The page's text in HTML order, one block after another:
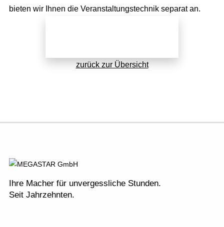
bieten wir Ihnen die Veranstaltungstechnik separat an.
zurück zur Übersicht
Ihre Macher für unvergessliche Stunden.
Seit Jahrzehnten.